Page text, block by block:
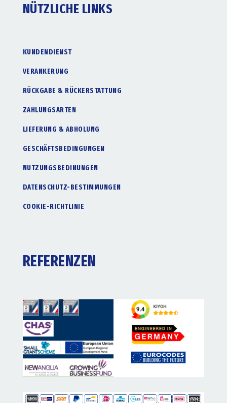
NÜTZLICHE LINKS
KUNDENDIENST
VERANKERUNG
RÜCKGABE & RÜCKERSTATTUNG
ZAHLUNGSARTEN
LIEFERUNG & ABHOLUNG
GESCHÄFTSBEDINGUNGEN
NUTZUNGSBEDINUNGEN
DATENSCHUTZ-BESTIMMUNGEN
COOKIE-RICHTLINIE
REFERENZEN